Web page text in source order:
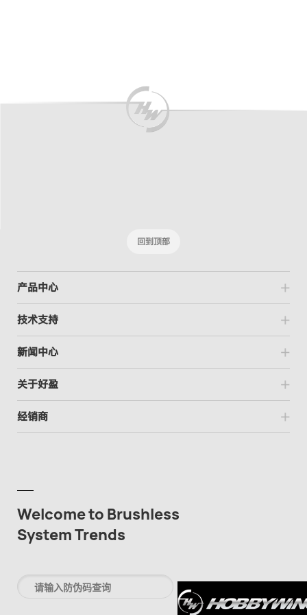
回到顶部
产品中心
技术支持
新闻中心
关于好盈
经销商
Welcome to Brushless
System Trends